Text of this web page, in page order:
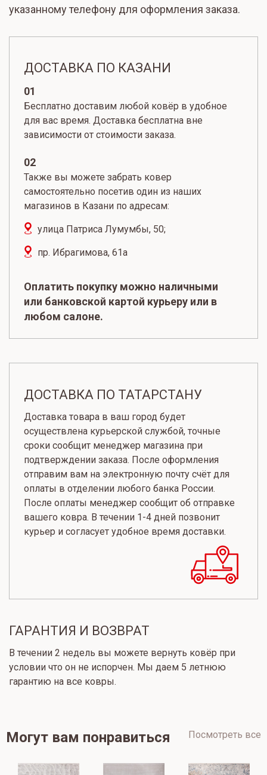
указанному телефону для оформления заказа.
ДОСТАВКА ПО КАЗАНИ
01
Бесплатно доставим любой ковёр в удобное
для вас время. Доставка бесплатна вне
зависимости от стоимости заказа.
02
Также вы можете забрать ковер
самостоятельно посетив один из наших
магазинов в Казани по адресам:
улица Патриса Лумумбы, 50;
пр. Ибрагимова, 61а
Оплатить покупку можно наличными
или банковской картой курьеру или в
любом салоне.
ДОСТАВКА ПО ТАТАРСТАНУ
Доставка товара в ваш город будет
осуществлена курьерской службой, точные
сроки сообщит менеджер магазина при
подтверждении заказа. После оформления
отправим вам на электронную почту счёт для
оплаты в отделении любого банка России.
После оплаты менеджер сообщит об отправке
вашего ковра. В течении 1-4 дней позвонит
курьер и согласует удобное время доставки.
ГАРАНТИЯ И ВОЗВРАТ
В течении 2 недель вы можете вернуть ковёр при
условии что он не испорчен. Мы даем 5 летнюю
гарантию на все ковры.
Могут вам понравиться Посмотреть все